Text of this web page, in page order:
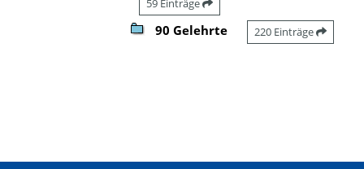
59 Einträge
90 Gelehrte 220 Einträge